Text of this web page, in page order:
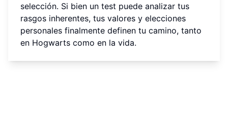
selección. Si bien un test puede analizar tus
rasgos inherentes, tus valores y elecciones
personales finalmente definen tu camino, tanto
en Hogwarts como en la vida.